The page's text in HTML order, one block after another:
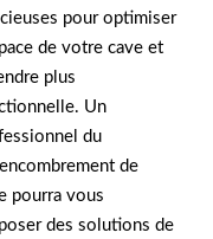
pour optimiser
de votre cave et
plus
Un
du
de
pourra vous
des solutions de